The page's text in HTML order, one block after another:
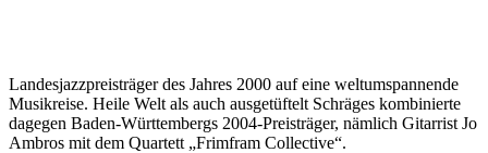
Landesjazzpreisträger des Jahres 2000 auf eine weltumspannende
Musikreise. Heile Welt als auch ausgetüftelt Schräges kombinierte
dagegen Baden-Württembergs 2004-Preisträger, nämlich Gitarrist Jo
Ambros mit dem Quartett „Frimfram Collective“.